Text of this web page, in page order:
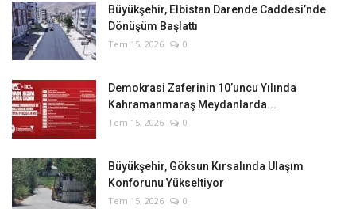
Büyükşehir, Elbistan Darende Caddesi’nde
Dönüşüm Başlattı
Tem 15, 2026 0
Demokrasi Zaferinin 10’uncu Yılında
Kahramanmaraş Meydanlarda...
Tem 15, 2026 0
Büyükşehir, Göksun Kırsalında Ulaşım
Konforunu Yükseltiyor
Tem 15, 2026 0